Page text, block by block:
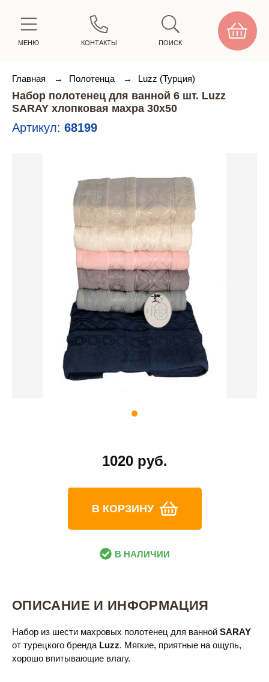
МЕНЮ КОНТАКТЫ ПОИСК
Главная → Полотенца → Luzz (Турция)
Набор полотенец для ванной 6 шт. Luzz
SARAY хлопковая махра 30х50
Артикул: 68199
1020 руб.
В КОРЗИНУ
В НАЛИЧИИ
ОПИСАНИЕ И ИНФОРМАЦИЯ
Набор из шести махровых полотенец для ванной SARAY
от турецкого бренда Luzz. Мягкие, приятные на ощупь,
хорошо впитывающие влагу.